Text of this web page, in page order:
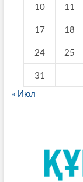
10 11
17 18
24 25
31
« Июл